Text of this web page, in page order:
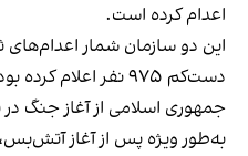
اعدام کرده است.
دست‌کم ۹۷۵ نفر اعلام کرده بود.
جمهوری اسلامی از آغاز جنگ
به‌طور ویژه پس از آغاز